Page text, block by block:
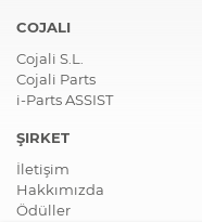
COJALI
Cojali S.L.
Cojali Parts
i-Parts ASSIST
ŞIRKET
İletişim
Hakkımızda
Ödüller